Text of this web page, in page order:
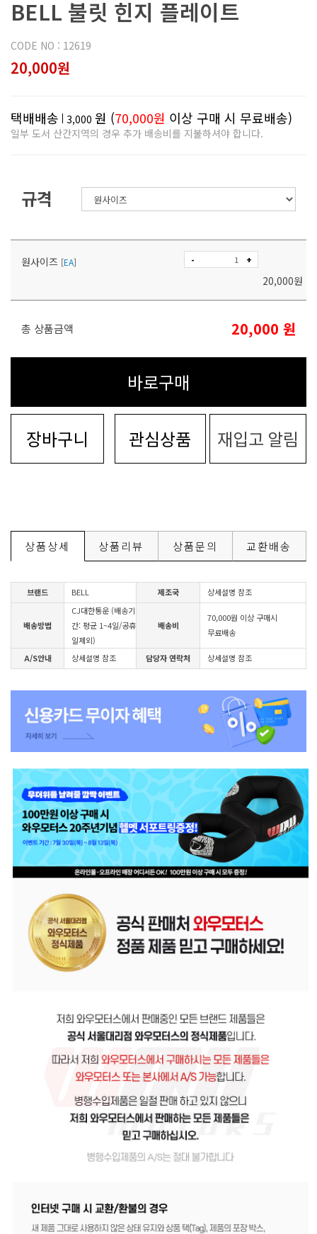
BELL 불릿 힌지 플레이트
CODE NO : 12619
20,000원
택배배송 3,000 원 (70,000원 이상 구매 시 무료배송)
일부 도서 산간지역의 경우 추가 배송비를 지불하셔야 합니다.
규격
원사이즈 [EA] - +
20,000원
총 상품금액 20,000 원
바로구매
장바구니 관심상품 재입고 알림
상품상세 상품리뷰 상품문의 교환배송
브랜드 BELL 제조국 상세설명 참조
배송방법
CJ대한통운 (배송기
간: 평균 1~4일/공휴
일제외)
배송비
70,000원 이상 구매시
무료배송
A/S안내 상세설명 참조 담당자 연락처 상세설명 참조